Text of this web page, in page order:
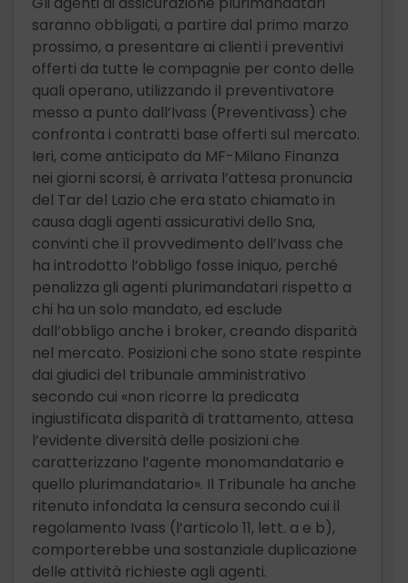
saranno obbligati, a partire dal primo marzo
prossimo, a presentare ai clienti i preventivi
offerti da tutte le compagnie per conto delle
quali operano, utilizzando il preventivatore
messo a punto dall’Ivass (Preventivass) che
confronta i contratti base offerti sul mercato.
Ieri, come anticipato da MF-Milano Finanza
nei giorni scorsi, è arrivata l’attesa pronuncia
del Tar del Lazio che era stato chiamato in
causa dagli agenti assicurativi dello Sna,
convinti che il provvedimento dell’Ivass che
ha introdotto l’obbligo fosse iniquo, perché
penalizza gli agenti plurimandatari rispetto a
chi ha un solo mandato, ed esclude
dall’obbligo anche i broker, creando disparità
nel mercato. Posizioni che sono state respinte
dai giudici del tribunale amministrativo
secondo cui «non ricorre la predicata
ingiustificata disparità di trattamento, attesa
l’evidente diversità delle posizioni che
caratterizzano l’agente monomandatario e
quello plurimandatario». Il Tribunale ha anche
ritenuto infondata la censura secondo cui il
regolamento Ivass (l’articolo 11, lett. a e b),
comporterebbe una sostanziale duplicazione
delle attività richieste agli agenti.